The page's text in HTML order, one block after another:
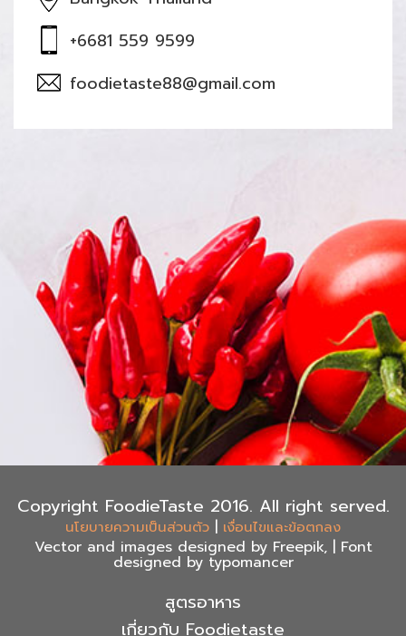
+6681 559 9599
foodietaste88@gmail.com
Copyright FoodieTaste 2016. All right served.
นโยบายความเป็นส่วนตัว | เงื่อนไขและข้อตกลง
Vector and images designed by Freepik, | Font
designed by typomancer
สูตรอาหาร
เกี่ยวกับ Foodietaste